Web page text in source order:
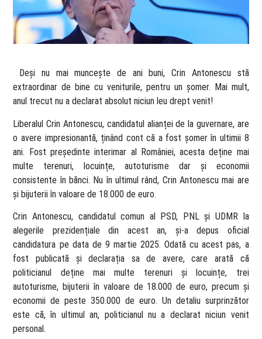
​ Deși nu mai muncește de ani buni, Crin Antonescu stă
extraordinar de bine cu veniturile, pentru un șomer. Mai mult,
anul trecut nu a declarat absolut niciun leu drept venit!
Liberalul Crin Antonescu, candidatul alianței de la guvernare, are
o avere impresionantă, ținând cont că a fost șomer în ultimii 8
ani. Fost președinte interimar al României, acesta deține mai
multe terenuri, locuințe, autoturisme dar și economii
consistente în bănci. Nu în ultimul rând, Crin Antonescu mai are
și bijuterii în valoare de 18.000 de euro.
Crin Antonescu, candidatul comun al PSD, PNL și UDMR la
alegerile prezidențiale din acest an, și-a depus oficial
candidatura pe data de 9 martie 2025. Odată cu acest pas, a
fost publicată și declarația sa de avere, care arată că
politicianul deține mai multe terenuri și locuințe, trei
autoturisme, bijuterii în valoare de 18.000 de euro, precum și
economii de peste 350.000 de euro. Un detaliu surprinzător
este că, în ultimul an, politicianul nu a declarat niciun venit
personal.